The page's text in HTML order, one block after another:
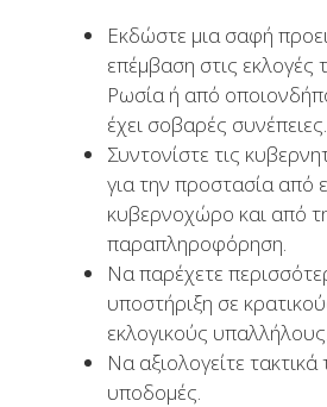
Εκδώστε μια σαφή
επέμβαση στις
Ρωσία ή από
έχει σοβαρές συνέπειες.
Συντονίστε τις
για την προστασία από
κυβερνοχώρο και από
παραπληροφόρηση.
Να παρέχετε
υποστήριξη σε
εκλογικούς υπαλλήλους.
Να αξιολογείτε τακτικά
υποδομές.